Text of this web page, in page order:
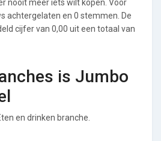
nooit meer iets wilt kopen. Voor
achtergelaten en 0 stemmen. De
cijfer van 0,00 uit een totaal van
is Jumbo
en drinken branche.